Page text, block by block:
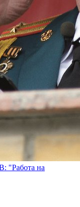
"Работа на